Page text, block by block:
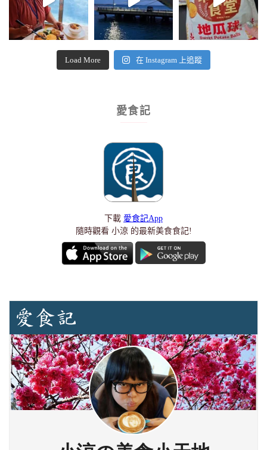
Load More 在 Instagram 上追蹤
愛食記
下載 愛食記App
隨時觀看 小涼 的最新美食食記!